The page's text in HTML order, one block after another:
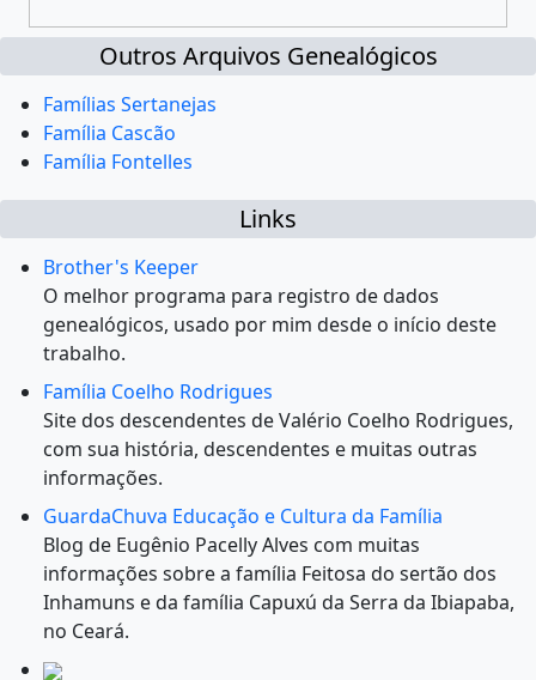
Outros Arquivos Genealógicos
Famílias Sertanejas
Família Cascão
Família Fontelles
Links
Brother's Keeper
O melhor programa para registro de dados
genealógicos, usado por mim desde o início deste
trabalho.
Família Coelho Rodrigues
Site dos descendentes de Valério Coelho Rodrigues,
com sua história, descendentes e muitas outras
informações.
GuardaChuva Educação e Cultura da Família
Blog de Eugênio Pacelly Alves com muitas
informações sobre a família Feitosa do sertão dos
Inhamuns e da família Capuxú da Serra da Ibiapaba,
no Ceará.